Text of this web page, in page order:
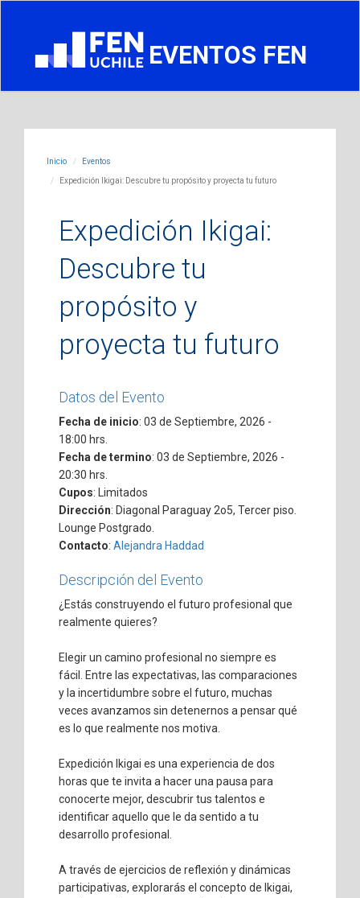
EVENTOS FEN
Inicio Eventos
Expedición Ikigai: Descubre tu propósito y proyecta tu futuro
Expedición Ikigai:
Descubre tu
propósito y
proyecta tu futuro
Datos del Evento
Fecha de inicio: 03 de Septiembre, 2026 -
18:00 hrs.
Fecha de termino: 03 de Septiembre, 2026 -
20:30 hrs.
Cupos: Limitados
Dirección: Diagonal Paraguay 2o5, Tercer piso.
Lounge Postgrado.
Contacto: Alejandra Haddad
Descripción del Evento
¿Estás construyendo el futuro profesional que
realmente quieres?
Elegir un camino profesional no siempre es
fácil. Entre las expectativas, las comparaciones
y la incertidumbre sobre el futuro, muchas
veces avanzamos sin detenernos a pensar qué
es lo que realmente nos motiva.
Expedición Ikigai es una experiencia de dos
horas que te invita a hacer una pausa para
conocerte mejor, descubrir tus talentos e
identificar aquello que le da sentido a tu
desarrollo profesional.
A través de ejercicios de reflexión y dinámicas
participativas, explorarás el concepto de Ikigai,